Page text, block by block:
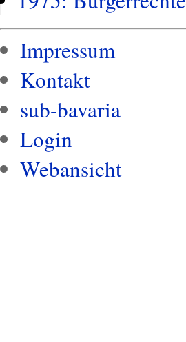
Impressum
Kontakt
sub-bavaria
Login
Webansicht